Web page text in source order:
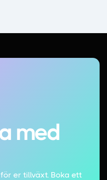
med
er tillväxt. Boka ett